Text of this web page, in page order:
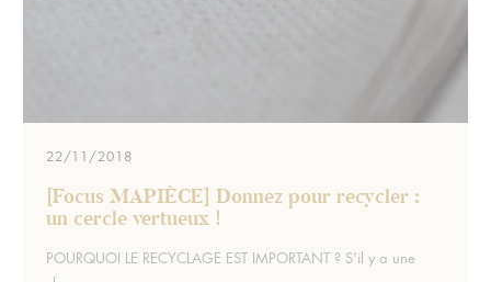
[Focus MAPIÈCE] Donnez pour recycler :
un cercle vertueux !
22/11/2018
Extrait :
POURQUOI LE RECYCLAGE EST IMPORTANT ? S’il y a une